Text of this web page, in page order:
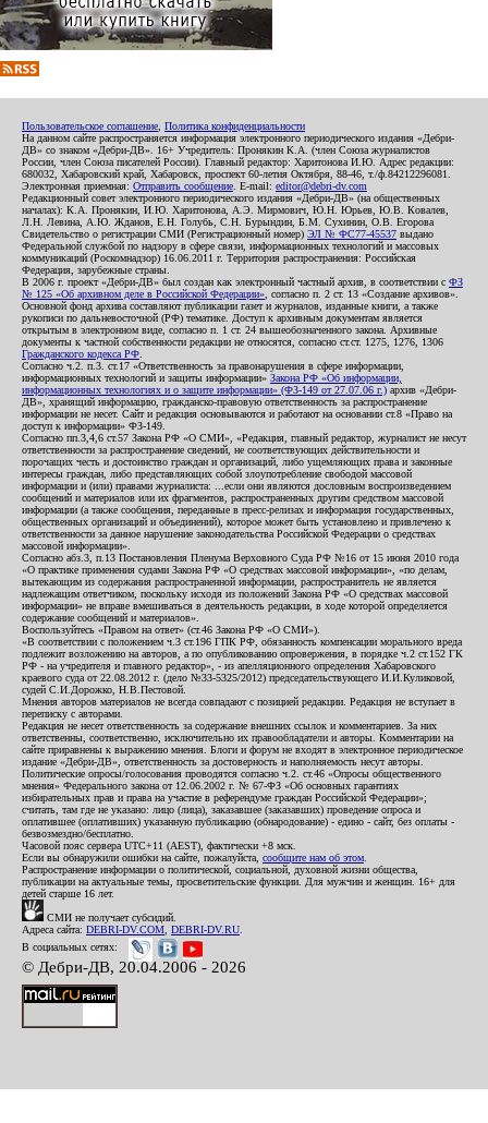
Пользовательское соглашение Политика конфиденциальности
На данном сайте распространяется информация электронного периодического издания «Дебри-
ДВ» со знаком «Дебри-ДВ». 16+ Учредитель: Пронякин К.А. (член Союза журналистов
России, член Союза писателей России). Главный редактор: Харитонова И.Ю. Адрес редакции:
680032, Хабаровский край, Хабаровск, проспект 60-летия Октября, 88-46, т./ф.84212296081.
Электронная приемная: Отправить сообщение . E-mail: editor@debri-dv.com
Редакционный совет электронного периодического издания «Дебри-ДВ» (на общественных
началах): К.А. Пронякин, И.Ю. Харитонова, А.Э. Мирмович, Ю.Н. Юрьев, Ю.В. Ковалев,
Л.Н. Левина, А.Ю. Жданов, Е.Н. Голубь, С.Н. Бурындин, Б.М. Сухинин, О.В. Егорова
Свидетельство о регистрации СМИ (Регистрационный номер) ЭЛ № ФС77-45537 выдано
Федеральной службой по надзору в сфере связи, информационных технологий и массовых
коммуникаций (Роскомнадзор) 16.06.2011 г. Территория распространения: Российская
Федерация, зарубежные страны.
В 2006 г. проект «Дебри-ДВ» был создан как электронный частный архив, в соответствии с ФЗ
№ 125 «Об архивном деле в Российской Федерации» , согласно п. 2 ст. 13 «Создание архивов».
Основной фонд архива составляют публикации газет и журналов, изданные книги, а также
рукописи по дальневосточной (РФ) тематике. Доступ к архивным документам является
открытым в электронном виде, согласно п. 1 ст. 24 вышеобозначенного закона. Архивные
документы к частной собственности редакции не относятся, согласно ст.ст. 1275, 1276, 1306
Гражданского кодекса РФ
Согласно ч.2. п.3. ст.17 «Ответственность за правонарушения в сфере информации,
информационных технологий и защиты информации» Закона РФ «Об информации,
информационных технологиях и о защите информации» (ФЗ-149 от 27.07.06 г.) архив «Дебри-
ДВ», хранящий информацию, гражданско-правовую ответственность за распространение
информации не несет. Сайт и редакция основываются и работают на основании ст.8 «Право на
доступ к информации» ФЗ-149.
Согласно пп.3,4,6 ст.57 Закона РФ «О СМИ», «Редакция, главный редактор, журналист не несут
ответственности за распространение сведений, не соответствующих действительности и
порочащих честь и достоинство граждан и организаций, либо ущемляющих права и законные
интересы граждан, либо представляющих собой злоупотребление свободой массовой
информации и (или) правами журналиста: ...если они являются дословным воспроизведением
сообщений и материалов или их фрагментов, распространенных другим средством массовой
информации (а также сообщения, переданные в пресс-релизах и информация государственных,
общественных организаций и объединений), которое может быть установлено и привлечено к
ответственности за данное нарушение законодательства Российской Федерации о средствах
массовой информации».
Согласно абз.3, п.13 Постановления Пленума Верховного Суда РФ №16 от 15 июня 2010 года
«О практике применения судами Закона РФ «О средствах массовой информации», «по делам,
вытекающим из содержания распространенной информации, распространитель не является
надлежащим ответчиком, поскольку исходя из положений Закона РФ «О средствах массовой
информации» не вправе вмешиваться в деятельность редакции, в ходе которой определяется
содержание сообщений и материалов».
Воспользуйтесь «Правом на ответ» (ст.46 Закона РФ «О СМИ»).
«В соответствии с положением ч.3 ст.196 ГПК РФ, обязанность компенсации морального вреда
подлежит возложению на авторов, а по опубликованию опровержения, в порядке ч.2 ст.152 ГК
РФ - на учредителя и главного редактор», - из апелляционного определения Хабаровского
краевого суда от 22.08.2012 г. (дело №33-5325/2012) председательствующего И.И.Куликовой,
судей С.И.Дорожко, Н.В.Пестовой.
Мнения авторов материалов не всегда совпадают с позицией редакции. Редакция не вступает в
переписку с авторами.
Редакция не несет ответственность за содержание внешних ссылок и комментариев. За них
ответственны, соответственно, исключительно их правообладатели и авторы. Комментарии на
сайте приравнены к выражению мнения. Блоги и форум не входят в электронное периодическое
издание «Дебри-ДВ», ответственность за достоверность и наполняемость несут авторы.
Политические опросы/голосования проводятся согласно ч.2. ст.46 «Опросы общественного
мнения» Федерального закона от 12.06.2002 г. № 67-ФЗ «Об основных гарантиях
избирательных прав и права на участие в референдуме граждан Российской Федерации»;
считать, там где не указано: лицо (лица), заказавшее (заказавших) проведение опроса и
оплатившее (оплативших) указанную публикацию (обнародование) - едино - сайт, без оплаты -
безвозмездно/бесплатно.
Часовой пояс сервера UTC+11 (AEST), фактически +8 мск.
Если вы обнаружили ошибки на сайте, пожалуйста, сообщите нам об этом
Распространение информации о политической, социальной, духовной жизни общества,
публикации на актуальные темы, просветительские функции. Для мужчин и женщин. 16+ для
детей старше 16 лет.
СМИ не получает субсидий.
Адреса сайта: DEBRI-DV.COM DEBRI-DV.RU
В социальных сетях:
© Дебри-ДВ, 20.04.2006 - 2026